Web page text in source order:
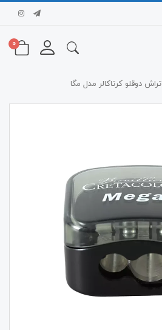
0
تراش دوقلو کرتاکالر مدل مگا